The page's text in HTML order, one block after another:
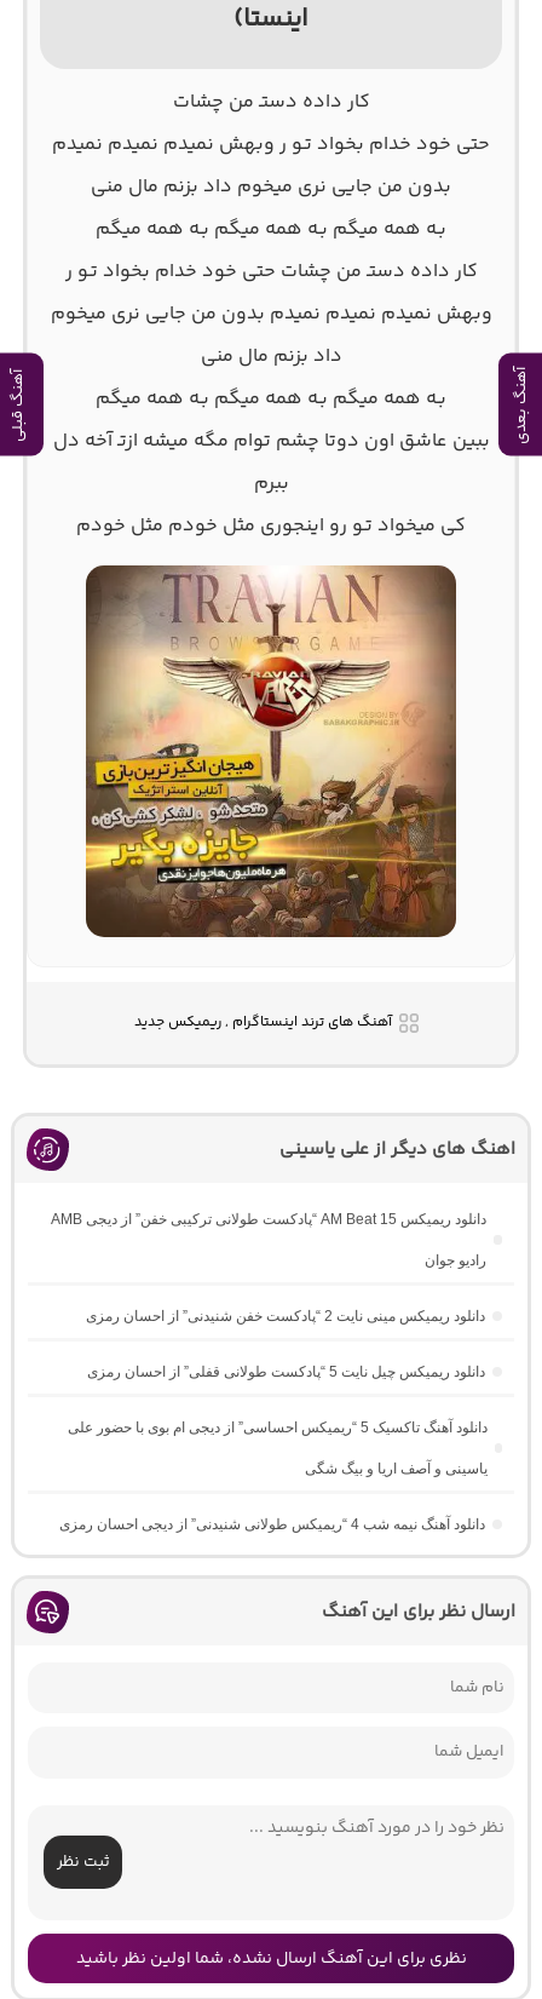
آهنگ بعدی آهنگ قبلی
اینستا)
ﻛﺎر داده دﺳﺘـ ﻣﻦ ﭼﺸﺎت
ﺣﺘﻰ ﺧﻮد ﺧﺪام ﺑﺨﻮاد ﺗـﻮ ر وﺑﻬﺶ ﻧﻤﻴﺪم ﻧﻤﻴﺪم ﻧﻤﻴﺪم
ﺑﺪون ﻣﻦ ﺟﺎﻳﻰ ﻧﺮی ﻣﻴﺨﻮم داد ﺑﺰﻧﻢ ﻣﺎل ﻣﻨﻰ
ﺑـﻪ ﻫﻤﻪ ﻣﻴﮕﻢ ﺑـﻪ ﻫﻤﻪ ﻣﻴﮕﻢ ﺑـﻪ ﻫﻤﻪ ﻣﻴﮕﻢ
ﻛﺎر داده دﺳﺘـ ﻣﻦ ﭼﺸﺎت ﺣﺘﻰ ﺧﻮد ﺧﺪام ﺑﺨﻮاد ﺗـﻮ ر
وﺑﻬﺶ ﻧﻤﻴﺪم ﻧﻤﻴﺪم ﻧﻤﻴﺪم ﺑﺪون ﻣﻦ ﺟﺎﻳﻰ ﻧﺮی ﻣﻴﺨﻮم
داد ﺑﺰﻧﻢ ﻣﺎل ﻣﻨﻰ
ﺑـﻪ ﻫﻤﻪ ﻣﻴﮕﻢ ﺑـﻪ ﻫﻤﻪ ﻣﻴﮕﻢ ﺑـﻪ ﻫﻤﻪ ﻣﻴﮕﻢ
ﺑﺒﻴﻦ ﻋﺎﺷﻖ اون دوﺗﺎ ﭼﺸﻢ ﺗﻮام ﻣﮕﻪ ﻣﻴﺸﻪ ازﺗـ آﺧﻪ دل
ﺑﺒﺮم
ﻛﻰ ﻣﻴﺨﻮاد ﺗـﻮ رو اﻳﻨﺠﻮری ﻣﺜﻞ ﺧﻮدم ﻣﺜﻞ ﺧﻮدم
آهنگ های ترند اینستاگرام , ریمیکس جدید
اهنگ های دیگر از علی یاسینی
دانلود ریمیکس AM Beat 15 “پادکست طولانی ترکیبی خفن” از دیجی AMB
رادیو جوان
دانلود ریمیکس مینی نایت 2 “پادکست خفن شنیدنی” از احسان رمزی
دانلود ریمیکس چیل نایت 5 “پادکست طولانی قفلی” از احسان رمزی
دانلود آهنگ تاکسیک 5 “ریمیکس احساسی” از دیجی ام بوی با حضور علی
یاسینی و آصف اریا و بیگ شگی
دانلود آهنگ نیمه شب 4 “ریمیکس طولانی شنیدنی” از دیجی احسان رمزی
ارسال نظر برای این آهنگ
ثبت نظر
نظری برای این آهنگ ارسال نشده، شما اولین نظر باشید